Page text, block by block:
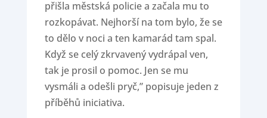
přišla městská policie a začala mu to
rozkopávat. Nejhorší na tom bylo, že se
to dělo v noci a ten kamarád tam spal.
Když se celý zkrvavený vydrápal ven,
tak je prosil o pomoc. Jen se mu
vysmáli a odešli pryč,” popisuje jeden z
příběhů iniciativa.